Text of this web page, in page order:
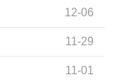
12-06
11-29
11-01